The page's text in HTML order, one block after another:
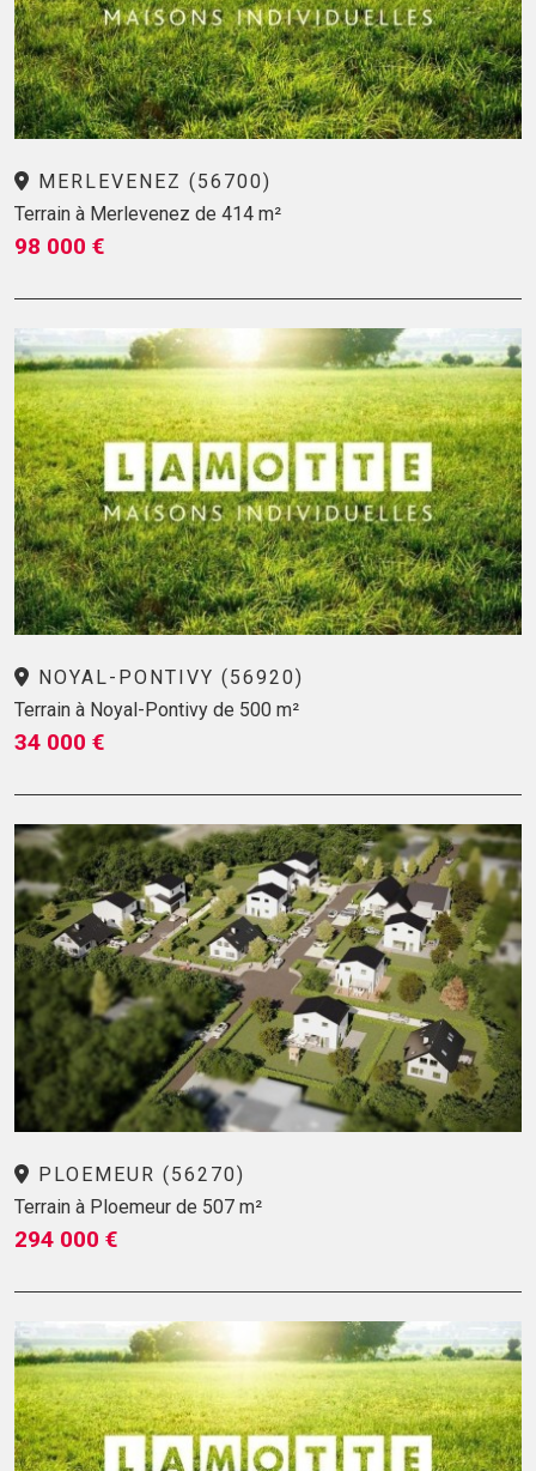
MERLEVENEZ (56700)
Terrain à Merlevenez de 414 m²
98 000 €
NOYAL-PONTIVY (56920)
Terrain à Noyal-Pontivy de 500 m²
34 000 €
PLOEMEUR (56270)
Terrain à Ploemeur de 507 m²
294 000 €